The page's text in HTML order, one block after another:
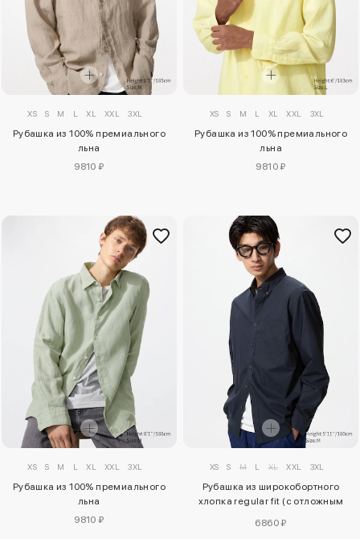
XS S M L XL XXL 3XL
Рубашка из 100% премиального
льна
9810 ₽
XS S M L XL XXL 3XL
Рубашка из 100% премиального
льна
9810 ₽
XS S M L XL XXL 3XL
Рубашка из 100% премиального
льна
9810 ₽
XS S M L XL XXL 3XL
Рубашка из широкобортного
хлопка regular fit (с отложным
6860 ₽